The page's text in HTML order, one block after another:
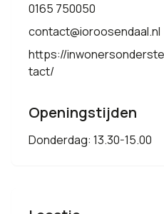
0165 750050
contact@ioroosendaal.nl
https://
tact/
Openingstijden
Donderdag: 13.30-15.00